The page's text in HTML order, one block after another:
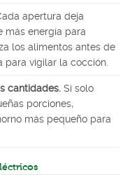
apertura deja
más energía para
los alimentos antes de
para vigilar la cocción.
cantidades. Si solo
porciones,
más pequeño para